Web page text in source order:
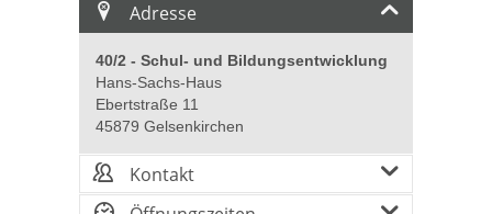
Adresse
40/2 - Schul- und Bildungsentwicklung
Hans-Sachs-Haus
Ebertstraße 11
45879 Gelsenkirchen
Kontakt